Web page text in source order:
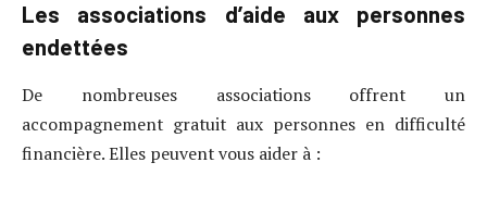
Les associations d’aide aux personnes
endettées
De nombreuses associations offrent un
accompagnement gratuit aux personnes en difficulté
financière. Elles peuvent vous aider à :